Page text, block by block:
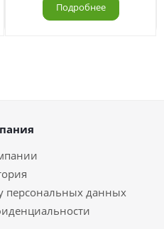
Подробнее
персональных данных